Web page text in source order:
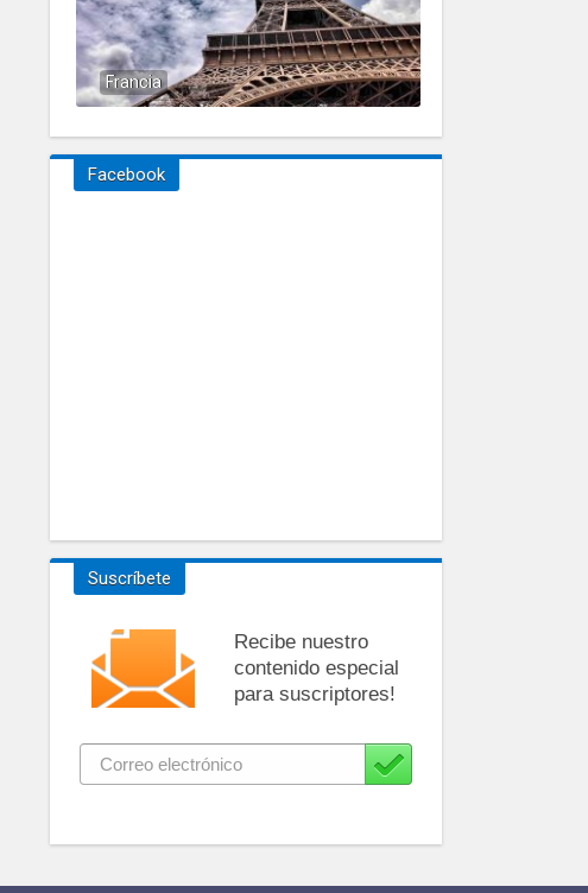
Francia
Facebook
Suscríbete
Recibe nuestro
contenido especial
para suscriptores!